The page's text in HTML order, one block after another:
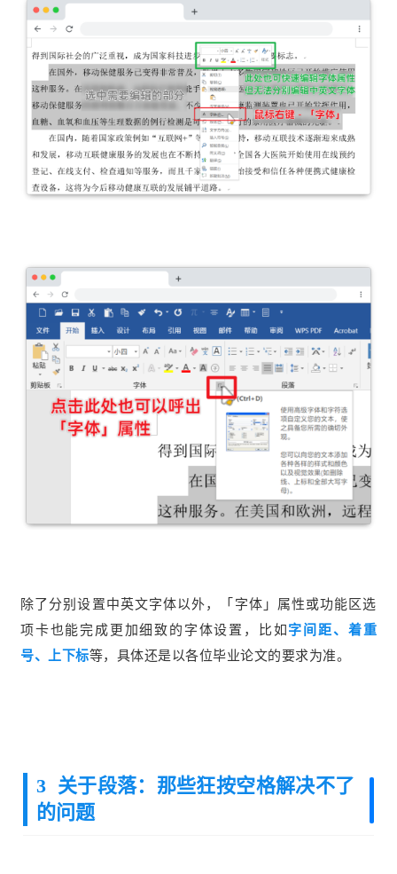
除了分别设置中英文字体以外，「字体」属性或功能区选
项卡也能完成更加细致的字体设置，比如字间距、着重
号、上下标等，具体还是以各位毕业论文的要求为准。
3 关于段落：那些狂按空格解决不了
的问题